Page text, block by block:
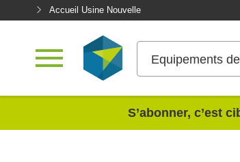
Accueil Usine Nouvelle
Equipements
S’abonner, c’est